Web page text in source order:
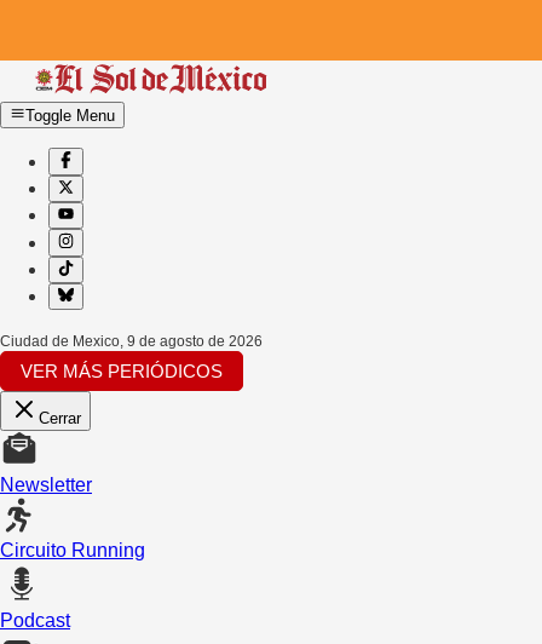
Toggle Menu
Ciudad de Mexico, 9 de agosto de 2026
VER MÁS PERIÓDICOS
Cerrar
Newsletter
Circuito Running
Podcast